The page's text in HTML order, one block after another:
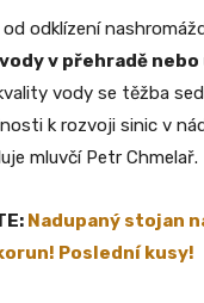
odklízení
v přehradě
vody se těžba
k rozvoji sinic v
mluvčí Petr Chmelař.
Nadupaný stojan
Poslední kusy!